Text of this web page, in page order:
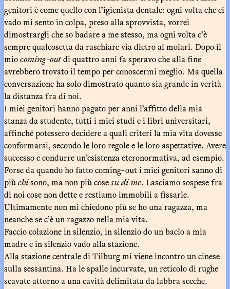
genitori è come quello con l’igienista dentale: ogni volta che ci
vado mi sento in colpa, preso alla sprovvista, vorrei
dimostrargli che so badare a me stesso, ma ogni volta c’è
sempre qualcosetta da raschiare via dietro ai molari. Dopo il
miocoming-outdi quattro anni fa speravo che alla fine
avrebbero trovato il tempo per conoscermi meglio. Ma quella
conversazione ha solo dimostrato quanto sia grande in verità
la distanza fra di noi.
I miei genitori hanno pagato per anni l’affitto della mia
stanza da studente, tutti i miei studi e i libri universitari,
affinché potessero decidere a quali criteri la mia vita dovesse
conformarsi, secondo le loro regole e le loro aspettative. Avere
successo e condurre un’esistenza eteronormativa, ad esempio.
Forse da quando ho fatto coming-out i miei genitori sanno di
piùchisono, ma non più cosesu dime. Lasciamo sospese fra
di noi cose non dette e restiamo immobili a fissarle.
Ultimamente non mi chiedono più se ho una ragazza, ma
neanche se c’è un ragazzo nella mia vita.
Faccio colazione in silenzio, in silenzio do un bacio a mia
madre e in silenzio vado alla stazione.
Alla stazione centrale di Tilburg mi viene incontro un cinese
sulla sessantina. Ha le spalle incurvate, un reticolo di rughe
scavate attorno a una cavità delimitata da labbra secche.